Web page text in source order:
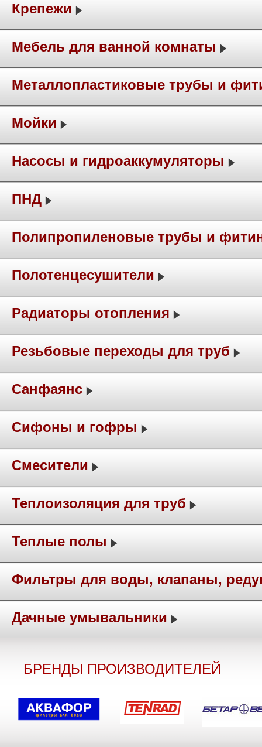
Крепежи
Мебель для ванной комнаты
Металлопластиковые трубы и
Мойки
Насосы и гидроаккумуляторы
ПНД
Полипропиленовые трубы и
Полотенцесушители
Радиаторы отопления
Резьбовые переходы для труб
Санфаянс
Сифоны и гофры
Смесители
Теплоизоляция для труб
Теплые полы
Фильтры для воды, клапаны,
Дачные умывальники
БРЕНДЫ ПРОИЗВОДИТЕЛЕЙ